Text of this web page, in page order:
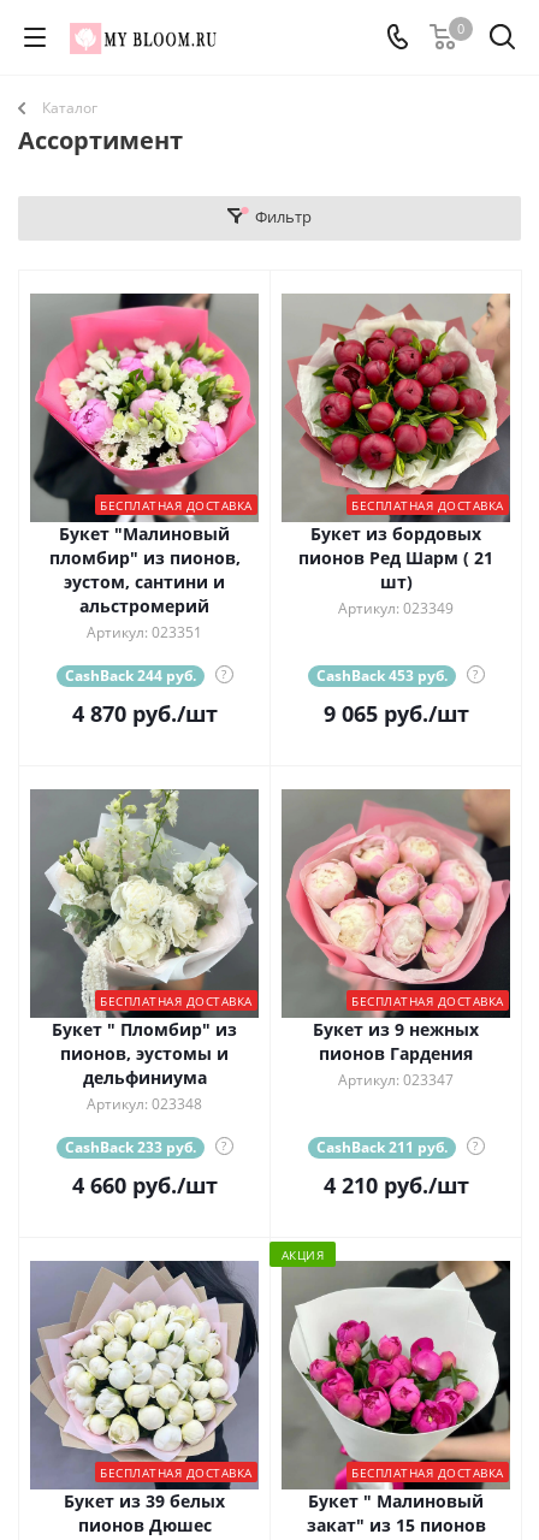
0
Каталог
Ассортимент
Фильтр
БЕСПЛАТНАЯ ДОСТАВКА
Букет "Малиновый
пломбир" из пионов,
эустом, сантини и
альстромерий
Артикул: 023351
CashBack 244 руб. ?
4 870руб./шт
БЕСПЛАТНАЯ ДОСТАВКА
Букет из бордовых
пионов Ред Шарм ( 21
шт)
Артикул: 023349
CashBack 453 руб. ?
9 065руб./шт
БЕСПЛАТНАЯ ДОСТАВКА
Букет " Пломбир" из
пионов, эустомы и
дельфиниума
Артикул: 023348
CashBack 233 руб. ?
4 660руб./шт
БЕСПЛАТНАЯ ДОСТАВКА
Букет из 9 нежных
пионов Гардения
Артикул: 023347
CashBack 211 руб. ?
4 210руб./шт
БЕСПЛАТНАЯ ДОСТАВКА
Букет из 39 белых
пионов Дюшес
АКЦИЯ
БЕСПЛАТНАЯ ДОСТАВКА
Букет " Малиновый
закат" из 15 пионов